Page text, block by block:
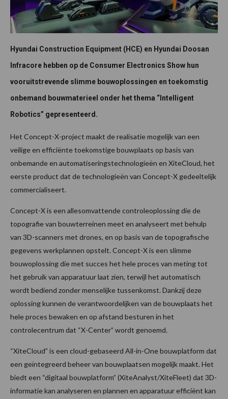
Hyundai Construction Equipment (HCE) en Hyundai Doosan
Infracore hebben op de Consumer Electronics Show hun
vooruitstrevende slimme bouwoplossingen en toekomstig
onbemand bouwmaterieel onder het thema “Intelligent
Robotics” gepresenteerd.
Het Concept-X-project maakt de realisatie mogelijk van een
veilige en efficiënte toekomstige bouwplaats op basis van
onbemande en automatiseringstechnologieën en XiteCloud, het
eerste product dat de technologieën van Concept-X gedeeltelijk
commercialiseert.
Concept-X is een allesomvattende controleoplossing die de
topografie van bouwterreinen meet en analyseert met behulp
van 3D-scanners met drones, en op basis van de topografische
gegevens werkplannen opstelt. Concept-X is een slimme
bouwoplossing die met succes het hele proces van meting tot
het gebruik van apparatuur laat zien, terwijl het automatisch
wordt bediend zonder menselijke tussenkomst. Dankzij deze
oplossing kunnen de verantwoordelijken van de bouwplaats het
hele proces bewaken en op afstand besturen in het
controlecentrum dat “X-Center” wordt genoemd.
“XiteCloud” is een cloud-gebaseerd All-in-One bouwplatform dat
een geïntegreerd beheer van bouwplaatsen mogelijk maakt. Het
biedt een “digitaal bouwplatform” (XiteAnalyst/XiteFleet) dat 3D-
informatie kan analyseren en plannen en apparatuur efficiënt kan